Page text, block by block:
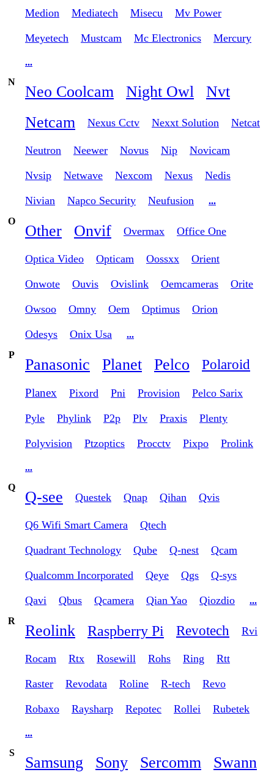
Medion Mediatech Misecu Mv Power
Meyetech Mustcam Mc Electronics Mercury
...
N
Neo Coolcam Night Owl
Nvt
Netcam
Nexus Cctv Nexxt Solution Netcat
Neutron Neewer Novus Nip Novicam
Nvsip Netwave Nexcom Nexus Nedis
Nivian Napco Security Neufusion
...
O
Other Onvif Overmax Office One
Optica Video Opticam Oossxx Orient
Onwote Ouvis Ovislink Oemcameras Orite
Owsoo Omny Oem Optimus Orion
Odesys Onix Usa
...
P
Panasonic Planet Pelco Polaroid
Planex Pixord Pni Provision Pelco Sarix
Pyle Phylink P2p Plv Praxis Plenty
Polyvision Ptzoptics Procctv Pixpo Prolink
...
Q
Q-see Questek Qnap Qihan Qvis
Q6 Wifi Smart Camera Qtech
Quadrant Technology Qube Q-nest Qcam
Qualcomm Incorporated Qeye Qgs Q-sys
Qavi Qbus Qcamera Qian Yao Qiozdio
...
R
Reolink Raspberry Pi Revotech Rvi
Rocam Rtx Rosewill Rohs Ring Rtt
Raster Revodata Roline R-tech Revo
Robaxo Raysharp Repotec Rollei Rubetek
...
S
Samsung Sony Sercomm
Swann